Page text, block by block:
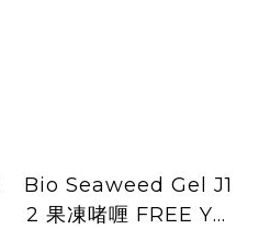
Bio Seaweed Gel J1
2 果凍啫喱 FREE YO